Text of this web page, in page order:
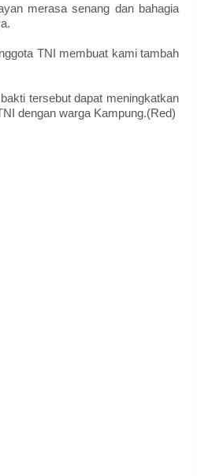
merasa senang dan bahagia
TNI membuat kami tambah
tersebut dapat meningkatkan
dengan warga Kampung.(Red)